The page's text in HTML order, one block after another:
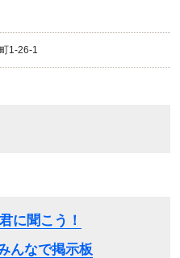
1-26-1
に聞こう！
んなで掲示板